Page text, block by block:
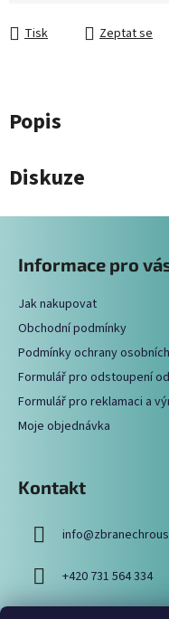
Tisk Zeptat se
Popis
Diskuze
Informace pro
Jak nakupovat
Obchodní podmínky
Podmínky ochrany
Formulář pro odstoupení
Formulář pro reklamaci a
Moje objednávka
Kontakt
info@
+420 731 564 334